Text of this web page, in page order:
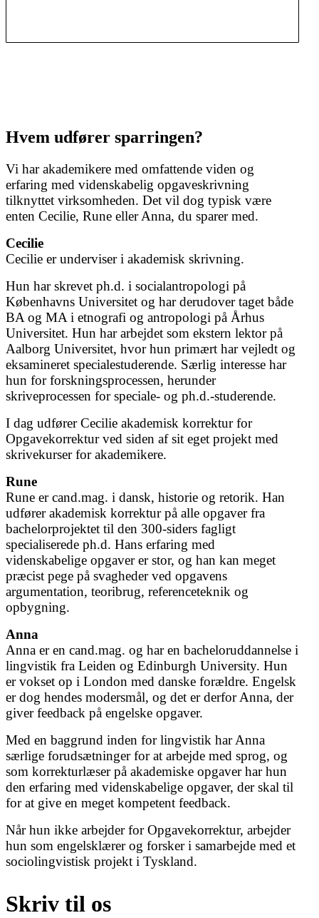
Hvem udfører sparringen?
Vi har akademikere med omfattende viden og
erfaring med videnskabelig opgaveskrivning
tilknyttet virksomheden. Det vil dog typisk være
enten Cecilie, Rune eller Anna, du sparer med.
Cecilie
Cecilie er underviser i akademisk skrivning.
Hun har skrevet ph.d. i socialantropologi på
Københavns Universitet og har derudover taget både
BA og MA i etnografi og antropologi på Århus
Universitet. Hun har arbejdet som ekstern lektor på
Aalborg Universitet, hvor hun primært har vejledt og
eksamineret specialestuderende. Særlig interesse har
hun for forskningsprocessen, herunder
skriveprocessen for speciale- og ph.d.-studerende.
I dag udfører Cecilie akademisk korrektur for
Opgavekorrektur ved siden af sit eget projekt med
skrivekurser for akademikere.
Rune
Rune er cand.mag. i dansk, historie og retorik. Han
udfører akademisk korrektur på alle opgaver fra
bachelorprojektet til den 300-siders fagligt
specialiserede ph.d. Hans erfaring med
videnskabelige opgaver er stor, og han kan meget
præcist pege på svagheder ved opgavens
argumentation, teoribrug, referenceteknik og
opbygning.
Anna
Anna er en cand.mag. og har en bacheloruddannelse i
lingvistik fra Leiden og Edinburgh University. Hun
er vokset op i London med danske forældre. Engelsk
er dog hendes modersmål, og det er derfor Anna, der
giver feedback på engelske opgaver.
Med en baggrund inden for lingvistik har Anna
særlige forudsætninger for at arbejde med sprog, og
som korrekturlæser på akademiske opgaver har hun
den erfaring med videnskabelige opgaver, der skal til
for at give en meget kompetent feedback.
Når hun ikke arbejder for Opgavekorrektur, arbejder
hun som engelsklærer og forsker i samarbejde med et
sociolingvistisk projekt i Tyskland.
Skriv til os